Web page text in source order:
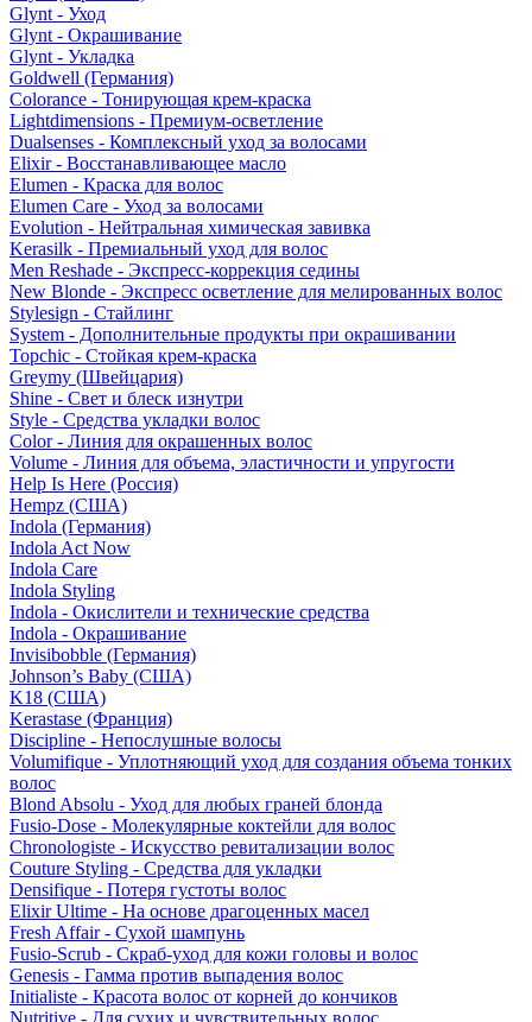
Glynt - Уход
Glynt - Окрашивание
Glynt - Укладка
Goldwell (Германия)
Colorance - Тонирующая крем-краска
Lightdimensions - Премиум-осветление
Dualsenses - Комплексный уход за волосами
Elixir - Восстанавливающее масло
Elumen - Краска для волос
Elumen Care - Уход за волосами
Evolution - Нейтральная химическая завивка
Kerasilk - Премиальный уход для волос
Men Reshade - Экспресс-коррекция седины
New Blonde - Экспресс осветление для мелированных волос
Stylesign - Стайлинг
System - Дополнительные продукты при окрашивании
Topchic - Стойкая крем-краска
Greymy (Швейцария)
Shine - Свет и блеск изнутри
Style - Средства укладки волос
Color - Линия для окрашенных волос
Volume - Линия для объема, эластичности и упругости
Help Is Here (Россия)
Hempz (США)
Indola (Германия)
Indola Act Now
Indola Care
Indola Styling
Indola - Окислители и технические средства
Indola - Окрашивание
Invisibobble (Германия)
Johnson’s Baby (США)
K18 (США)
Kerastase (Франция)
Discipline - Непослушные волосы
Volumifique - Уплотняющий уход для создания объема тонких
волос
Blond Absolu - Уход для любых граней блонда
Fusio-Dose - Молекулярные коктейли для волос
Chronologiste - Искусство ревитализации волос
Couture Styling - Средства для укладки
Densifique - Потеря густоты волос
Elixir Ultime - На основе драгоценных масел
Fresh Affair - Сухой шампунь
Fusio-Scrub - Скраб-уход для кожи головы и волос
Genesis - Гамма против выпадения волос
Initialiste - Красота волос от корней до кончиков
Nutritive - Для сухих и чувствительных волос